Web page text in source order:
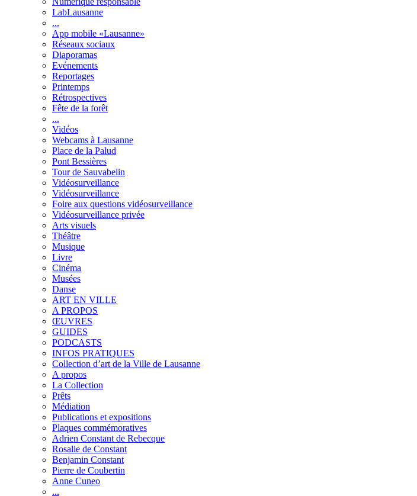
LabLausanne
...
App mobile «Lausanne»
Réseaux sociaux
Diaporamas
Evénements
Reportages
Printemps
Rétrospectives
Fête de la forêt
...
Vidéos
Webcams à Lausanne
Place de la Palud
Pont Bessières
Tour de Sauvabelin
Vidéosurveillance
Vidéosurveillance
Foire aux questions vidéosurveillance
Vidéosurveillance privée
Arts visuels
Théâtre
Musique
Livre
Cinéma
Musées
Danse
ART EN VILLE
A PROPOS
ŒUVRES
GUIDES
PODCASTS
INFOS PRATIQUES
Collection d’art de la Ville de Lausanne
A propos
La Collection
Prêts
Médiation
Publications et expositions
Plaques commémoratives
Adrien Constant de Rebecque
Rosalie de Constant
Benjamin Constant
Pierre de Coubertin
Anne Cuneo
...